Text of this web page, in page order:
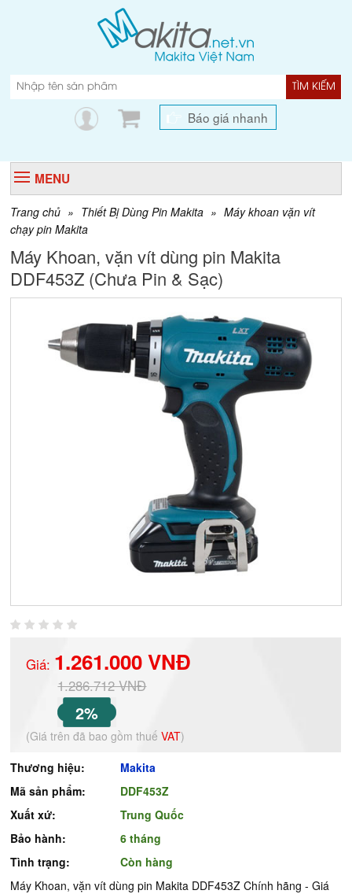
TÌM KIẾM
Báo giá nhanh
MENU
Trang chủ » Thiết Bị Dùng Pin Makita » Máy khoan vặn vít
chạy pin Makita
Máy Khoan, vặn vít dùng pin Makita
DDF453Z (Chưa Pin & Sạc)
Giá: 1.261.000 VNĐ
1.286.712 VNĐ
2%
(Giá trên đã bao gồm thuếVAT)
Thương hiệu:
Makita
Mã sản phẩm:
DDF453Z
Xuất xứ:
Trung Quốc
Bảo hành:
6 tháng
Tình trạng:
Còn hàng
Máy Khoan, vặn vít dùng pin Makita DDF453Z Chính hãng - Giá